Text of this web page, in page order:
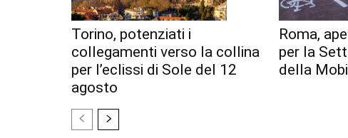
Torino, potenziati i
collegamenti verso la collina
per l’eclissi di Sole del 12
agosto
Roma,
per la
della